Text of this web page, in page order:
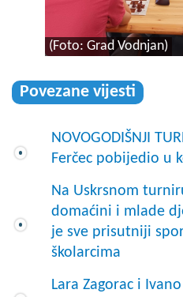
(Foto: Grad Vodnjan)
Povezane vijesti
NOVOGODIŠNJI
Ferčec pobijedio u
Na Uskrsnom
domaćini i mlade
je sve prisutniji
školarcima
Lara Zagorac i